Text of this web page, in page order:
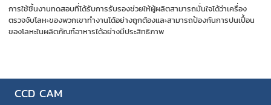
การใช้ชิ้นงานทดสอบที่ได้รับการรับรองช่วยให้ผู้ผลิตสามารถมั่นใจได้ว่าเครื่อง
ตรวจจับโลหะของพวกเขาทำงานได้อย่างถูกต้องและสามารถป้องกันการปนเปื้อน
ของโลหะในผลิตภัณฑ์อาหารได้อย่างมีประสิทธิภาพ
CCD CAM